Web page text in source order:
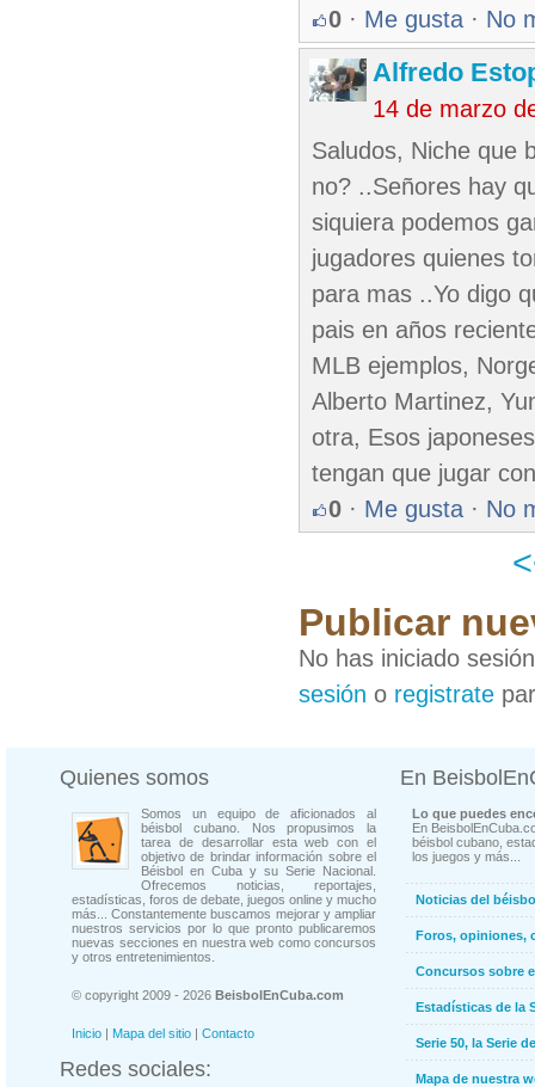
0 · Me gusta · No
Alfredo
14 de marzo
Saludos, Niche que
no? ..Señores hay
siquiera podemos
jugadores quienes
para mas ..Yo digo
pais en años
MLB ejemplos,
Alberto Martinez,
otra, Esos
tengan que jugar
0 · Me gusta · No
Publicar
No has iniciado
sesión o registrate
Quienes somos
Somos un equipo de aficionados al
béisbol cubano. Nos propusimos la
tarea de desarrollar esta web con el
objetivo de brindar información sobre el
Béisbol en Cuba y su Serie Nacional.
Ofrecemos noticias, reportajes,
estadísticas, foros de debate, juegos online y mucho
más... Constantemente buscamos mejorar y ampliar
nuestros servicios por lo que pronto publicaremos
nuevas secciones en nuestra web como concursos
y otros entretenimientos.
© copyright 2009 - 2026 BeisbolEnCuba.com
Inicio | Mapa del sitio | Contacto
Redes sociales:
En
Lo que puedes
En
béisbol cubano,
los juegos y más...
Noticias del
Foros, opiniones,
Concursos sobre
Estadísticas de la
Serie 50, la Serie
Mapa de nuestra